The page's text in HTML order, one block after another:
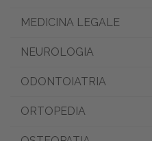
MEDICINA LEGALE
NEUROLOGIA
ODONTOIATRIA
ORTOPEDIA